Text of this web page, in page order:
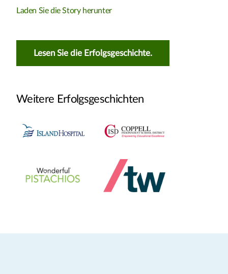
Laden Sie die Story herunter
Lesen Sie die Erfolgsgeschichte.
Weitere Erfolgsgeschichten